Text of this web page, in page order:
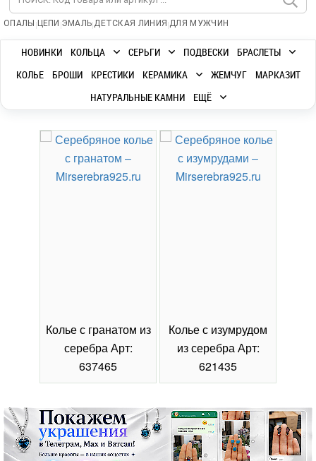
ОПАЛЫ | ЦЕПИ |ЭМАЛЬ|ДЕТСКАЯ ЛИНИЯ |ДЛЯ МУЖЧИН
НОВИНКИ КОЛЬЦА СЕРЬГИ ПОДВЕСКИ
БРАСЛЕТЫ
КОЛЬЕ
БРОШИ КРЕСТИКИ КЕРАМИКА ЖЕМЧУГ
МАРКАЗИТ
НАТУРАЛЬНЫЕ КАМНИ
ЕЩЁ
Колье с гранатом из
серебра Арт:
637465
Колье с изумрудом
из серебра Арт:
621435